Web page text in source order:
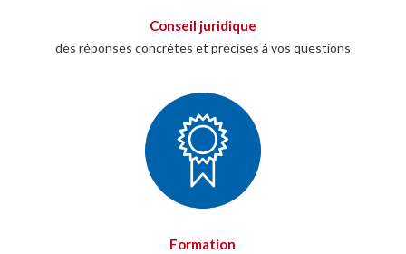
Conseil juridique
des réponses concrètes et précises à vos questions
Formation